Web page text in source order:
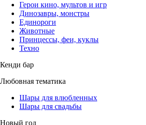
Герои кино, мультов и игр
Динозавры, монстры
Единороги
Животные
Принцессы, феи, куклы
Техно
Кенди бар
Любовная тематика
Шары для влюбленных
Шары для свадьбы
Новый год